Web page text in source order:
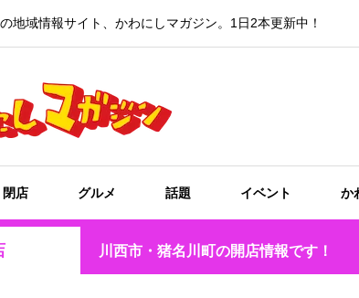
地域情報サイト、かわにしマガジン。1日2本更新中！
閉店 グルメ 話題 イベント か
川西市・猪名川町の開店情報です！